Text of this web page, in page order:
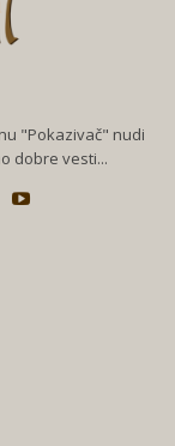
"Pokazivač" nudi
dobre vesti...